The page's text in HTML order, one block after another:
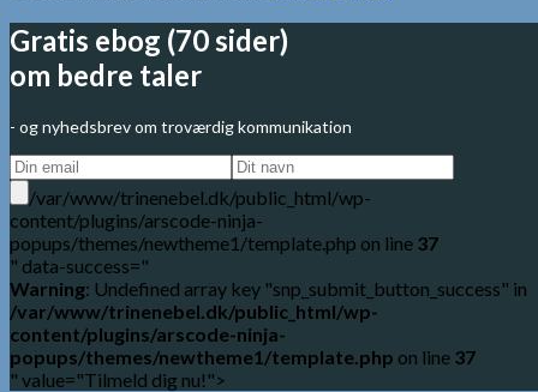
Gratis ebog (70 sider)
om bedre taler
- og nyhedsbrev om troværdig kommunikation
/var/www/trinenebel.dk/public_html/wp-
content/plugins/arscode-ninja-
popups/themes/newtheme1/template.php on line 37
" data-success="
Warning: Undefined array key "snp_submit_button_success" in
/var/www/trinenebel.dk/public_html/wp-
content/plugins/arscode-ninja-
popups/themes/newtheme1/template.php on line 37
" value="Tilmeld dig nu!">